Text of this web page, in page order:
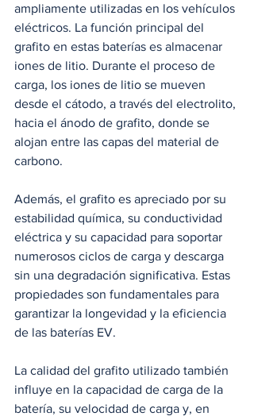
ampliamente utilizadas en los vehículos
eléctricos. La función principal del
grafito en estas baterías es almacenar
iones de litio. Durante el proceso de
carga, los iones de litio se mueven
desde el cátodo, a través del electrolito,
hacia el ánodo de grafito, donde se
alojan entre las capas del material de
carbono.
Además, el grafito es apreciado por su
estabilidad química, su conductividad
eléctrica y su capacidad para soportar
numerosos ciclos de carga y descarga
sin una degradación significativa. Estas
propiedades son fundamentales para
garantizar la longevidad y la eficiencia
de las baterías EV.
La calidad del grafito utilizado también
influye en la capacidad de carga de la
batería, su velocidad de carga y, en